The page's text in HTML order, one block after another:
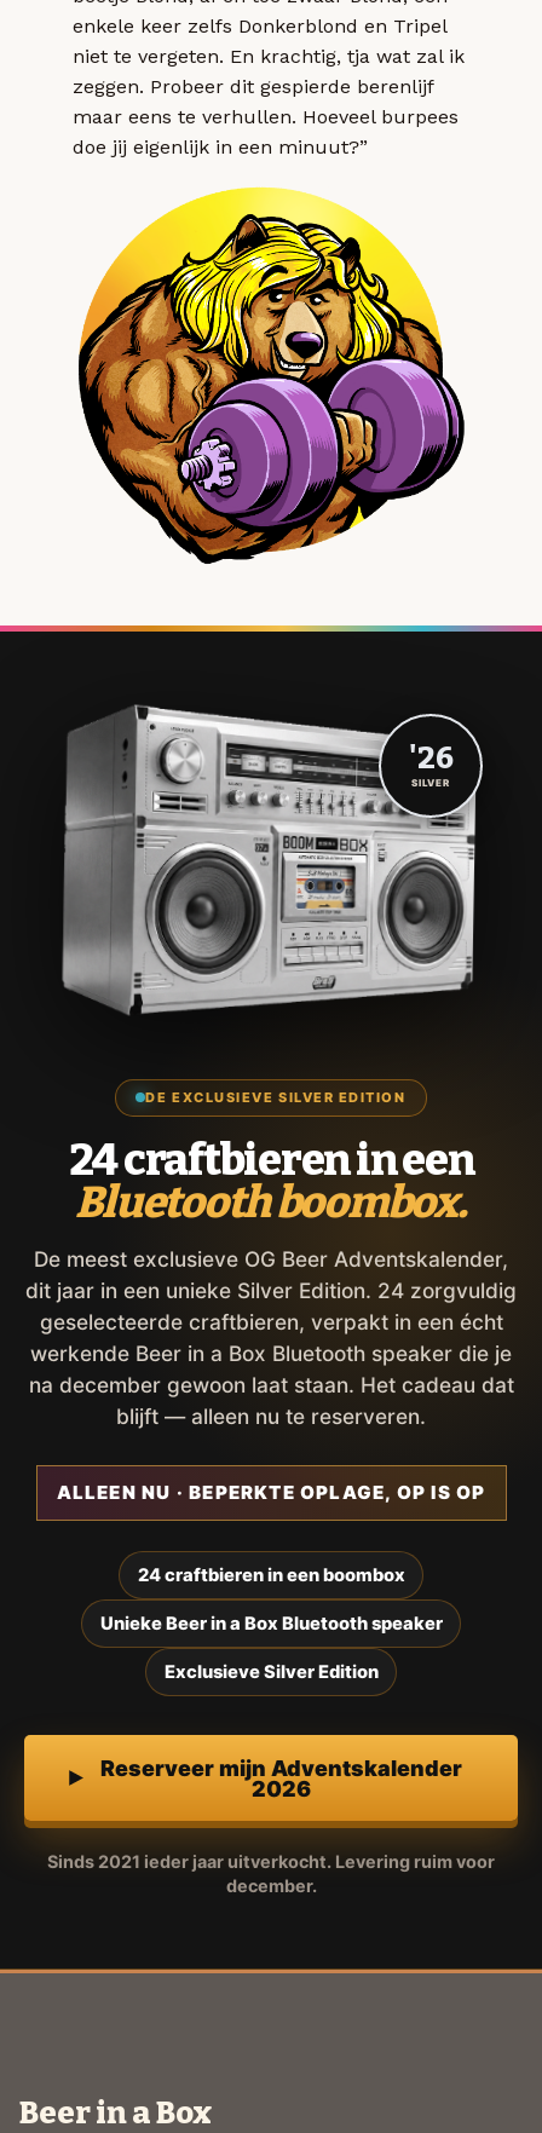
enkele keer zelfs Donkerblond en Tripel
niet te vergeten. En krachtig, tja wat zal ik
zeggen. Probeer dit gespierde berenlijf
maar eens te verhullen. Hoeveel burpees
doe jij eigenlijk in een minuut?”
DE EXCLUSIEVE SILVER EDITION
24 craftbieren in een
Bluetooth boombox.
De meest exclusieve OG Beer Adventskalender,
dit jaar in een unieke Silver Edition. 24 zorgvuldig
geselecteerde craftbieren, verpakt in een écht
werkende Beer in a Box Bluetooth speaker die je
na december gewoon laat staan. Het cadeau dat
blijft — alleen nu te reserveren.
ALLEEN NU · BEPERKTE OPLAGE, OP IS OP
24 craftbieren in een boombox
Unieke Beer in a Box Bluetooth speaker
Exclusieve Silver Edition
Reserveer mijn Adventskalender
2026
Sinds 2021 ieder jaar uitverkocht. Levering ruim voor
december.
'26
SILVER
Beer in a Box